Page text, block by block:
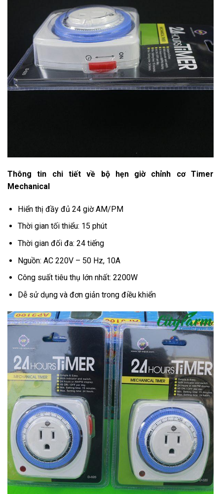
Thông tin chi tiết về bộ hẹn giờ chỉnh cơ Timer
Mechanical
Hiển thị đầy đủ 24 giờ AM/PM
Thời gian tối thiểu: 15 phút
Thời gian đối đa: 24 tiếng
Nguồn: AC 220V – 50 Hz, 10A
Công suất tiêu thụ lớn nhất: 2200W
Dễ sử dụng và đơn giản trong điều khiển